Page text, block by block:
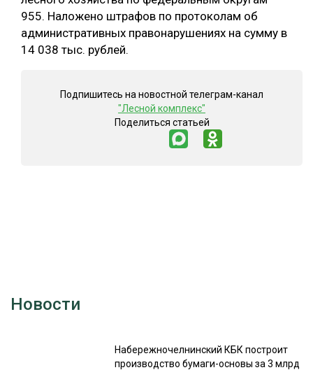
955. Наложено штрафов по протоколам об
административных правонарушениях на сумму в
14 038 тыс. рублей.
Подпишитесь на новостной телеграм-канал
"Лесной комплекс"
Поделиться статьей
Новости
Набережночелнинский КБК построит
производство бумаги-основы за 3 млрд